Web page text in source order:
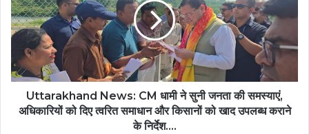
का
लोकार्पण
कर
बड़ी
सौगात….
धामी
ने
सुनी
जनता
की
समस्याएं,
अधिकारियों
को
Uttarakhand News: CM धामी ने सुनी जनता की समस्याएं,
अधिकारियों को दिए त्वरित समाधान और किसानों को खाद उपलब्ध कराने
के निर्देश….